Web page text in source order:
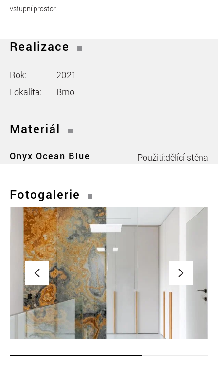
vstupní prostor.
Realizace
Rok:
2021
Lokalita:
Brno
Materiál
Onyx Ocean Blue Použití:dělící stěna
Fotogalerie